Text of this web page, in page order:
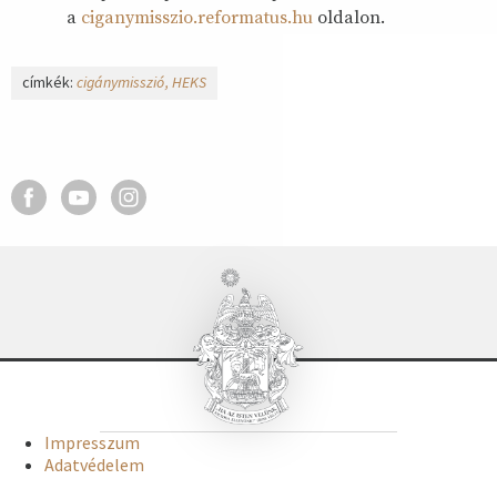
a ciganymisszio.reformatus.hu oldalon.
címkék: cigánymisszió HEKS
Impresszum
Adatvédelem